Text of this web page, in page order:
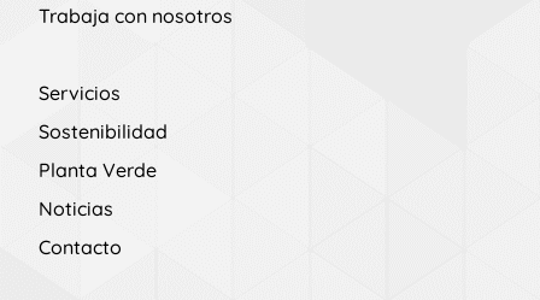
Trabaja con nosotros
Servicios
Sostenibilidad
Planta Verde
Noticias
Contacto